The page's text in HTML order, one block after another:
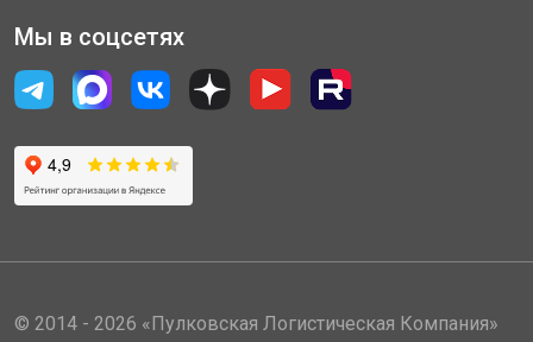
Мы в соцсетях
© 2014 - 2026 «Пулковская Логистическая Компания»